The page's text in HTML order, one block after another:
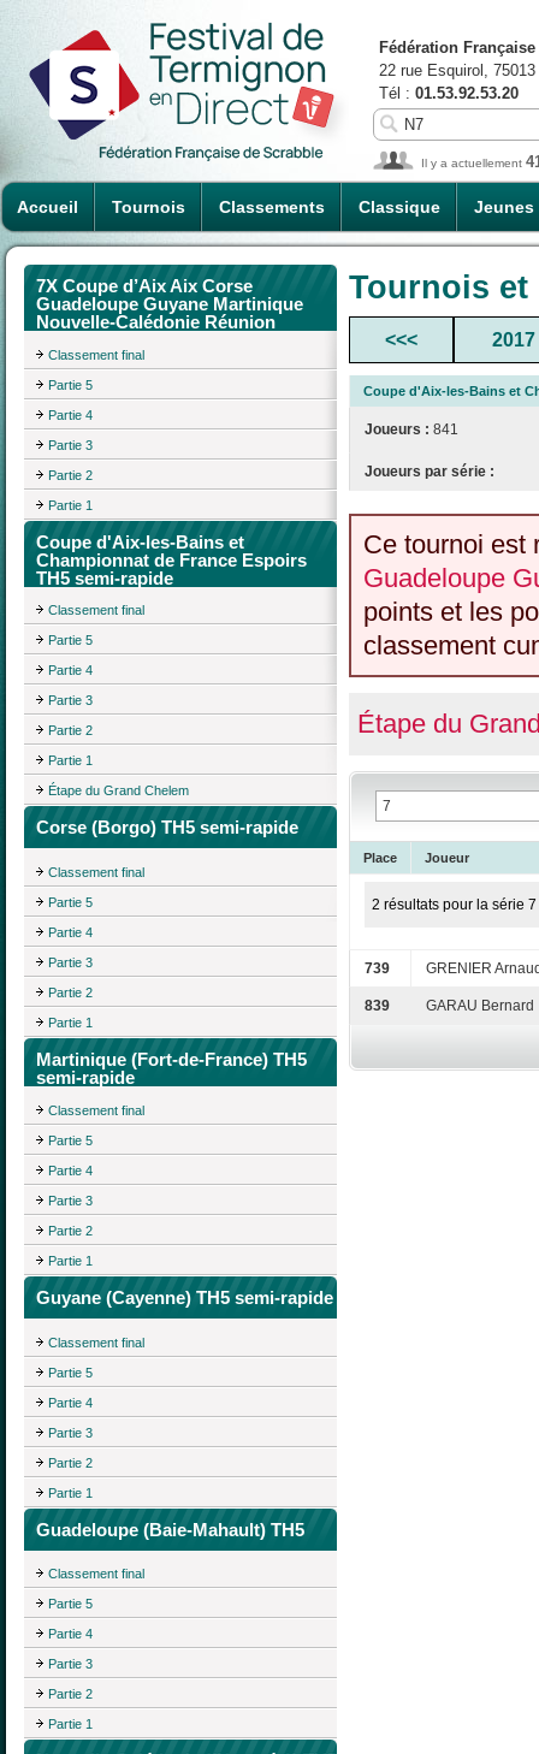
Accueil Tournois Classements Classique Jeunes
Fédération
22 rue Esquirol,
Tél : 01.53.92.53.20
Il y a actuellement
7X Coupe d’Aix Aix Corse
Guadeloupe Guyane Martinique
Nouvelle-Calédonie Réunion
Classement final
Partie 5
Partie 4
Partie 3
Partie 2
Partie 1
Coupe d'Aix-les-Bains et
Championnat de France Espoirs
TH5 semi-rapide
Classement final
Partie 5
Partie 4
Partie 3
Partie 2
Partie 1
Étape du Grand Chelem
Corse (Borgo) TH5 semi-rapide
Classement final
Partie 5
Partie 4
Partie 3
Partie 2
Partie 1
Martinique (Fort-de-France) TH5
semi-rapide
Classement final
Partie 5
Partie 4
Partie 3
Partie 2
Partie 1
Guyane (Cayenne) TH5 semi-rapide
Classement final
Partie 5
Partie 4
Partie 3
Partie 2
Partie 1
Guadeloupe (Baie-Mahault) TH5
Classement final
Partie 5
Partie 4
Partie 3
Partie 2
Partie 1
Tournois
<<< 2017
Coupe d'Aix-les-Bains et
Joueurs : 841
Joueurs par série :
Ce tournoi est
Guadeloupe
points et les
classement
Étape du
Place Joueur
2 résultats pour la série 7
739 GRENIER
839 GARAU Bernard